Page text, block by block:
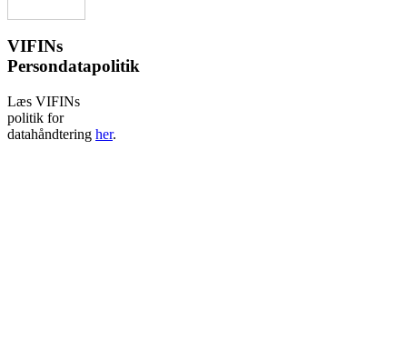
VIFINs
Persondatapolitik
Læs VIFINs
politik for
datahåndtering her.